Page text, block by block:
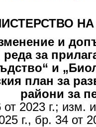
и
реда за
и
план за
райони за
2023 г.; изм.
г., бр. 34 от